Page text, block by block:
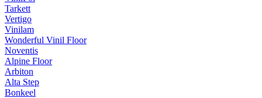
Tarkett
Vertigo
Vinilam
Wonderful Vinil Floor
Noventis
Alpine Floor
Arbiton
Alta Step
Bonkeel